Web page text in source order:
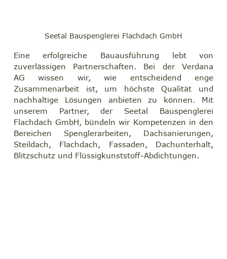
Seetal Bauspenglerei Flachdach GmbH
Eine erfolgreiche Bauausführung lebt von
zuverlässigen Partnerschaften. Bei der Verdana
AG wissen wir, wie entscheidend enge
Zusammenarbeit ist, um höchste Qualität und
nachhaltige Lösungen anbieten zu können. Mit
unserem Partner, der Seetal Bauspenglerei
Flachdach GmbH, bündeln wir Kompetenzen in den
Bereichen Spenglerarbeiten, Dachsanierungen,
Steildach, Flachdach, Fassaden, Dachunterhalt,
Blitzschutz und Flüssigkunststoff-Abdichtungen.